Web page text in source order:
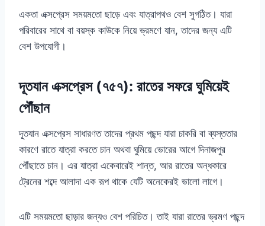
একতা এক্সপ্রেস সময়মতো ছাড়ে এবং যাত্রাপথও বেশ সুগঠিত। যারা
পরিবারের সাথে বা বয়স্ক কাউকে নিয়ে ভ্রমণে যান, তাদের জন্য এটি
বেশ উপযোগী।
দূতযান এক্সপ্রেস (৭৫৭): রাতের সফরে ঘুমিয়েই
পৌঁছান
দূতযান এক্সপ্রেস সাধারণত তাদের প্রথম পছন্দ যারা চাকরি বা ব্যস্ততার
কারণে রাতে যাত্রা করতে চান অথবা ঘুমিয়ে ভোরের আগে দিনাজপুর
পৌঁছাতে চান। এর যাত্রা একেবারেই শান্ত, আর রাতের অন্ধকারে
ট্রেনের শব্দে আলাদা এক রূপ থাকে যেটি অনেকেরই ভালো লাগে।
এটি সময়মতো ছাড়ার জন্যও বেশ পরিচিত। তাই যারা রাতের ভ্রমণ পছন্দ